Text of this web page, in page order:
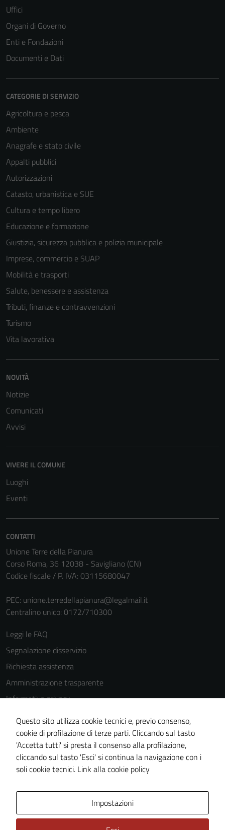
Uffici
Organi di Governo
Enti e Fondazioni
Documenti e Dati
CATEGORIE DI SERVIZIO
Agricoltura e pesca
Ambiente
Anagrafe e stato civile
Appalti pubblici
Autorizzazioni
Catasto, urbanistica e SUE
Cultura e tempo libero
Educazione e formazione
Giustizia, sicurezza pubblica e polizia municipale
Imprese, commercio e SUAP
Mobilità e trasporti
Salute, benessere e assistenza
Tributi, finanze e contravvenzioni
Turismo
Vita lavorativa
NOVITÀ
Notizie
Comunicati
Avvisi
VIVERE IL COMUNE
Luoghi
Eventi
CONTATTI
Unione Terre della Pianura
Corso Roma, 36 12038 - Savigliano (CN)
Codice fiscale / P. IVA: 03115680047
PEC: unione.terredellapianura@legalmail.it
Centralino unico: 0172/710300
Leggi le FAQ
Segnalazione disservizio
Richiesta assistenza
Amministrazione trasparente
Informativa privacy
Cookie Policy
Note legali
Dichiarazione di accessibilità
Piano di miglioramento del sito
Questo sito utilizza cookie tecnici e, previo consenso,
cookie di profilazione di terze parti. Cliccando sul tasto
'Accetta tutti' si presta il consenso alla profilazione,
cliccando sul tasto 'Esci' si continua la navigazione con i
soli cookie tecnici. Link alla cookie policy
Impostazioni
funzionamento
del sito e non
(si veda la
utilizzati
disabilitazione
di questi
peggiore la
Experience
our website
to perform
as well as
possible
during your
refuse
these
cookies,